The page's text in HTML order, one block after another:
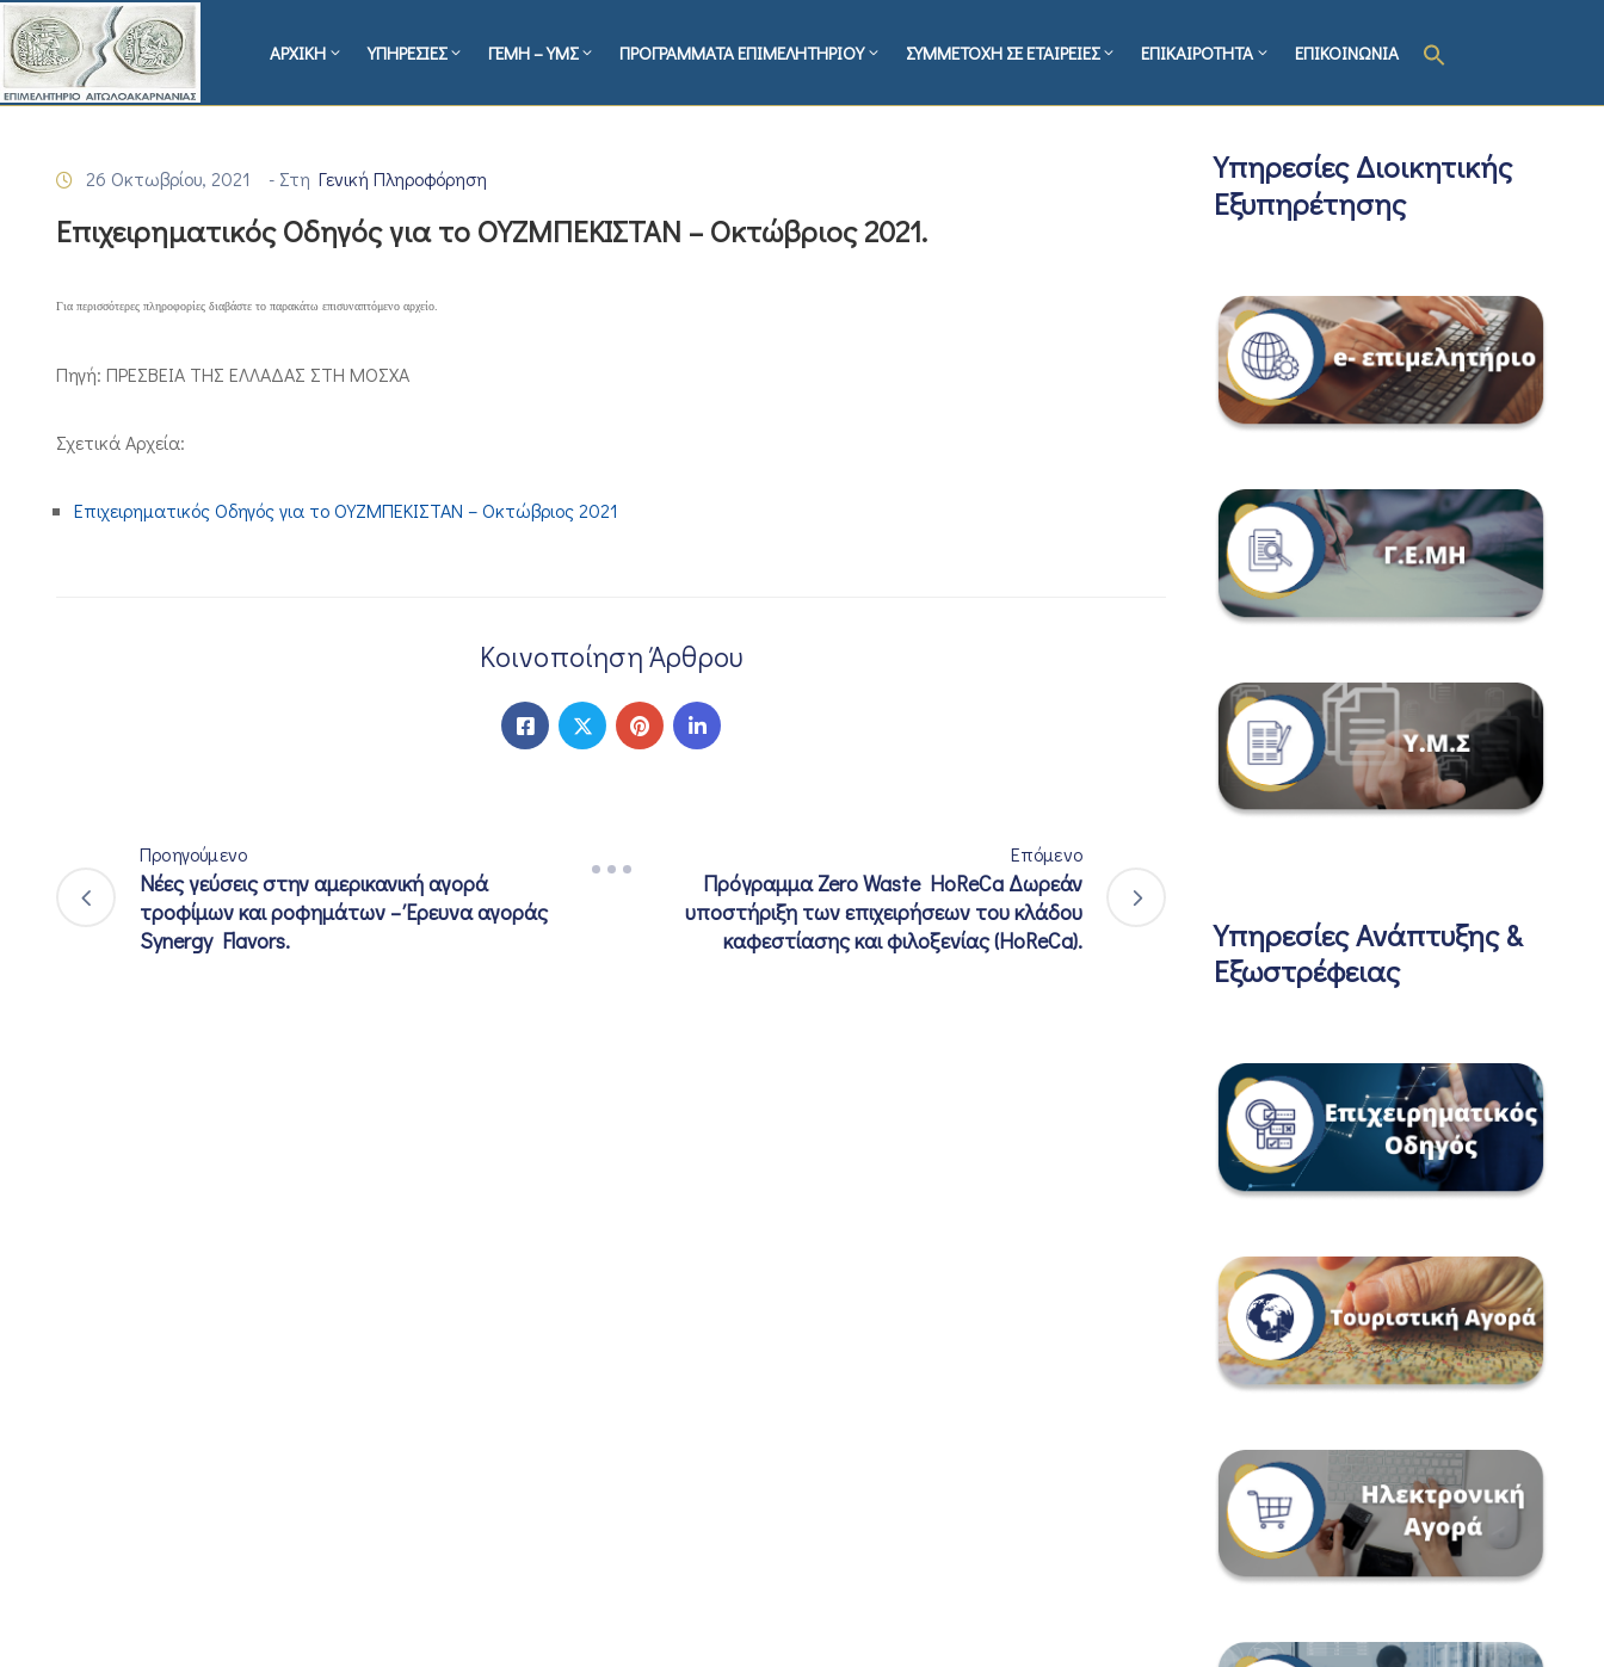
ΑΡΧΙΚΗ ΥΠΗΡΕΣΙΕΣ ΓΕΜΗ – ΥΜΣ ΠΡΟΓΡΑΜΜΑΤΑ ΕΠΙΜΕΛΗΤΗΡΙΟΥ ΣΥΜΜΕΤΟΧΗ ΣΕ ΕΤΑΙΡΕΙΕΣ ΕΠΙΚΑΙΡΟΤΗΤΑ ΕΠΙΚΟΙΝΩΝΙΑ
26 Οκτωβρίου, 2021 - Στη Γενική Πληροφόρηση
Επιχειρηματικός Οδηγός για το ΟΥΖΜΠΕΚΙΣΤΑΝ – Οκτώβριος 2021.
Για περισσότερες πληροφορίες διαβάστε το παρακάτω επισυναπτόμενο αρχείο.
Πηγή: ΠΡΕΣΒΕΙΑ ΤΗΣ ΕΛΛΑΔΑΣ ΣΤΗ ΜΟΣΧΑ
Σχετικά Αρχεία:
Επιχειρηματικός Οδηγός για το ΟΥΖΜΠΕΚΙΣΤΑΝ – Οκτώβριος 2021
Κοινοποίηση Άρθρου
Προηγούμενο
Νέες γεύσεις στην αμερικανική αγορά
τροφίμων και ροφημάτων – Έρευνα αγοράς
Synergy Flavors.
Επόμενο
Πρόγραμμα Zero Waste HoReCa Δωρεάν
υποστήριξη των επιχειρήσεων του κλάδου
καφεστίασης και φιλοξενίας (HoReCa).
Υπηρεσίες Διοικητικής
Εξυπηρέτησης
Υπηρεσίες Ανάπτυξης &
Εξωστρέφειας